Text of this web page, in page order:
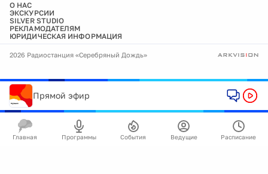
О НАС
ЭКСКУРСИИ
SILVER STUDIO
РЕКЛАМОДАТЕЛЯМ
ЮРИДИЧЕСКАЯ ИНФОРМАЦИЯ
2026 Радиостанция «Серебряный Дождь»
Прямой эфир
Главная Программы События Ведущие Расписание